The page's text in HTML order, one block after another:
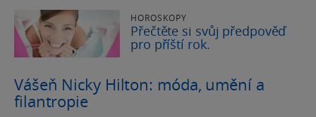
HOROSKOPY
Přečtěte si svůj předpověď
pro příští rok.
Vášeň Nicky Hilton: móda, umění a
filantropie